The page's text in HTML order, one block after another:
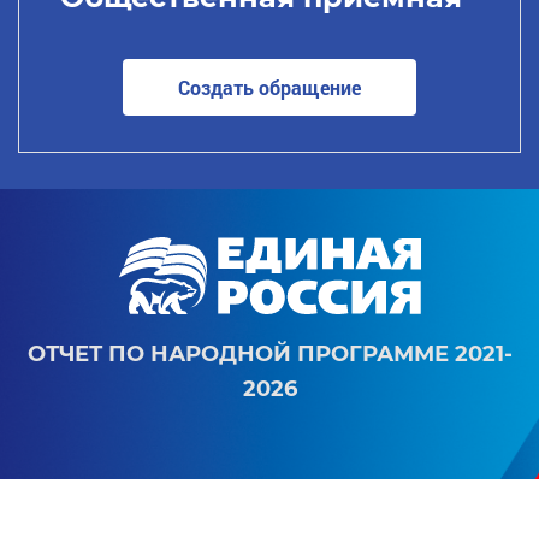
Создать обращение
ОТЧЕТ ПО НАРОДНОЙ ПРОГРАММЕ 2021-
2026